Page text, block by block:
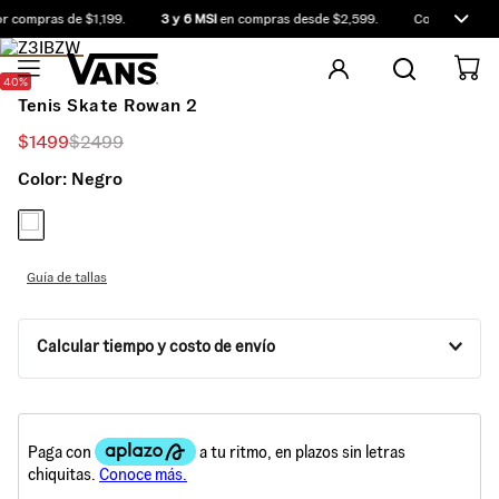
de $1,199. 3 y 6 MSIen compras desde $2,599. Compra
40%
Tenis Skate Rowan 2
$1499$2499
Color: Negro
Guía de tallas
Calcular tiempo y costo de envío